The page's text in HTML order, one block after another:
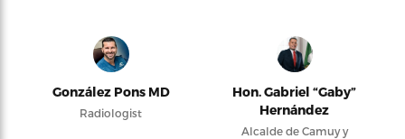
González Pons MD
Radiologist
Hon. Gabriel “Gaby”
Hernández
Alcalde de Camuy y